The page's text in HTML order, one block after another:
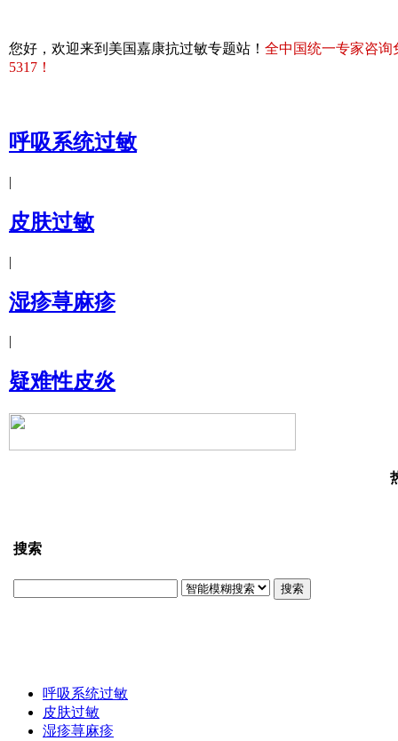
您好，欢迎来到美国嘉康抗过敏专题站！ 全中国统一专家咨询
5317！
呼吸系统过敏
|
皮肤过敏
|
湿疹荨麻疹
|
疑难性皮炎
搜索
搜索
呼吸系统过敏
皮肤过敏
湿疹荨麻疹